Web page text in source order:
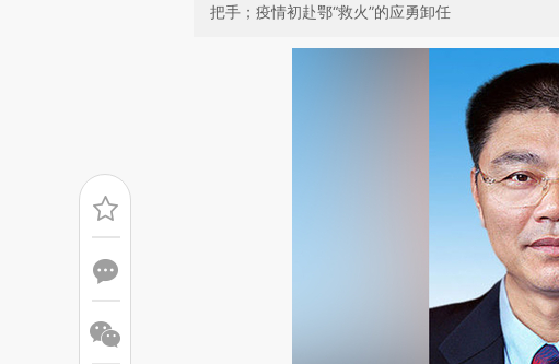
把手；疫情初赴鄂“救火”的应勇卸任